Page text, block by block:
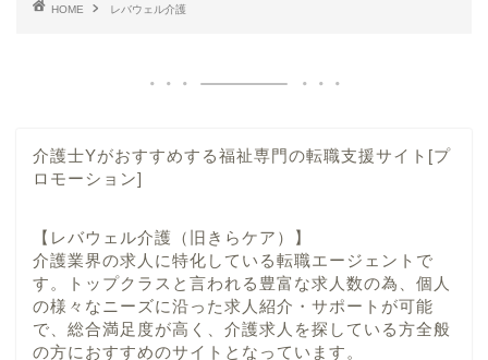
HOME レバウェル介護
介護士Yがおすすめする福祉専門の転職支援サイト[プ
ロモーション]
【レバウェル介護（旧きらケア）】
介護業界の求人に特化している転職エージェントで
す。トップクラスと言われる豊富な求人数の為、個人
の様々なニーズに沿った求人紹介・サポートが可能
で、総合満足度が高く、介護求人を探している方全般
の方におすすめのサイトとなっています。